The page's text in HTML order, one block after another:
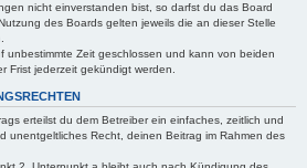
nicht einverstanden bist, so darfst du das Board
des Boards gelten jeweils die an dieser Stelle
unbestimmte Zeit geschlossen und kann von beiden
Frist jederzeit gekündigt werden.
erteilst du dem Betreiber ein einfaches, zeitlich und
unentgeltliches Recht, deinen Beitrag im Rahmen des